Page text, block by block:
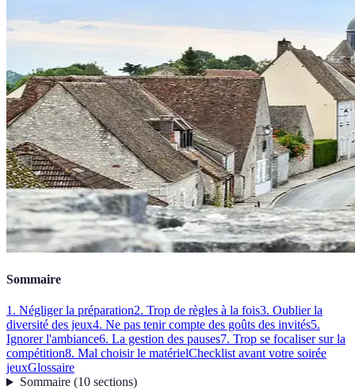
Sommaire
1. Négliger la préparation2. Trop de règles à la fois3. Oublier la
diversité des jeux4. Ne pas tenir compte des goûts des invités5.
Ignorer l'ambiance6. La gestion des pauses7. Trop se focaliser sur la
compétition8. Mal choisir le matérielChecklist avant votre soirée
jeuxGlossaire
Sommaire(10 sections)